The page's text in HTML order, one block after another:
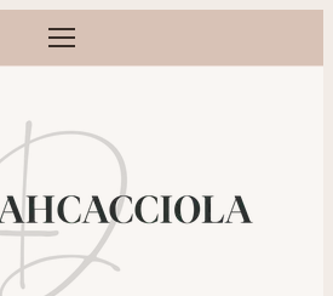
Ouvrir le menu
naissance, bébé et famille à Orléans